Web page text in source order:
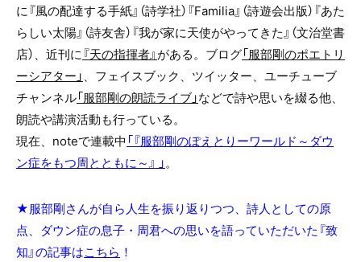
に『風の配達する手紙』（詩学社）『Familia』（詩遊会出版）『あた
らしい太陽』（詩友舎）『我が家に天使がやってきた』（文治堂書
店）、近刊に『天の指揮者』がある。ブログ「服部剛のポエトリ
ーシアター」、フェイスブック、ツイッター、ユーチューブ
チャンネル「服部剛の朗読ライブ」などで詩や思いを綴る他、
朗読や講演活動も行っている。
現在、noteで連載中 「『服部剛のぽえとりーワールド～ダウ
ン症をもつ周とともに～』 」。
★服部剛さんが自ら人生を振り返りつつ、詩人としての原
点、ダウン症の息子・周君への思いを語っていただいた『致
知』の記事はこちら ！